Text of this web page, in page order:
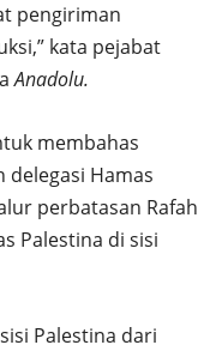
pengiriman
kata pejabat
Anadolu.
membahas
Hamas
perbatasan Rafah
Palestina di sisi
Palestina dari